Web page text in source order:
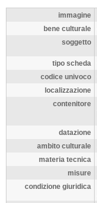
immagine
bene culturale
soggetto
tipo scheda
codice univoco
localizzazione
contenitore
datazione
ambito culturale
materia tecnica
misure
condizione giuridica